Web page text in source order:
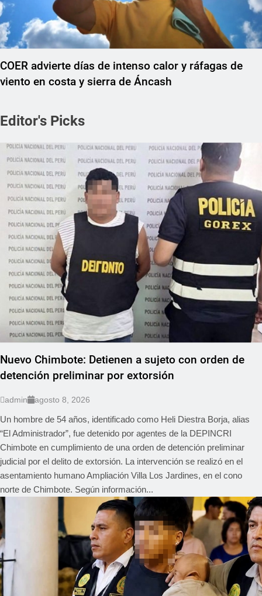
COER advierte días de intenso calor y ráfagas de
viento en costa y sierra de Áncash
Editor's Picks
Nuevo Chimbote: Detienen a sujeto con orden de
detención preliminar por extorsión
admin agosto 8, 2026
Un hombre de 54 años, identificado como Heli Diestra Borja, alias
“El Administrador”, fue detenido por agentes de la DEPINCRI
Chimbote en cumplimiento de una orden de detención preliminar
judicial por el delito de extorsión. La intervención se realizó en el
asentamiento humano Ampliación Villa Los Jardines, en el cono
norte de Chimbote. Según información...